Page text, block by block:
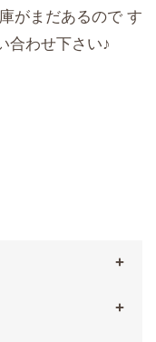
がまだあるので す
合わせ下さい♪